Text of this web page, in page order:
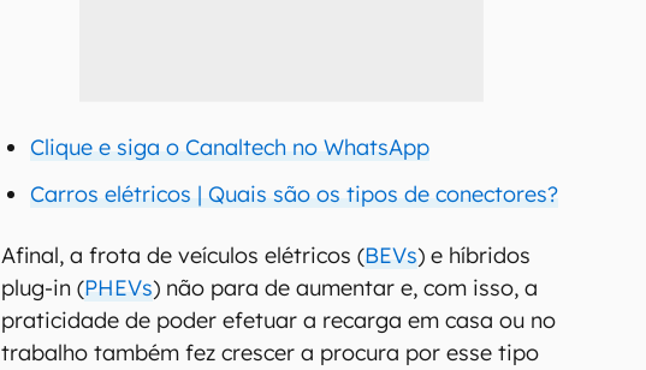
Clique e siga o Canaltech no WhatsApp
Carros elétricos | Quais são os tipos de conectores?
Afinal, a frota de veículos elétricos (BEVs) e híbridos
plug-in (PHEVs) não para de aumentar e, com isso, a
praticidade de poder efetuar a recarga em casa ou no
trabalho também fez crescer a procura por esse tipo